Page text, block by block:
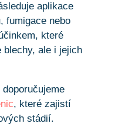
aplikace
fumigace nebo
které
blechy, ale i jejich
, které zajistí
stádií.